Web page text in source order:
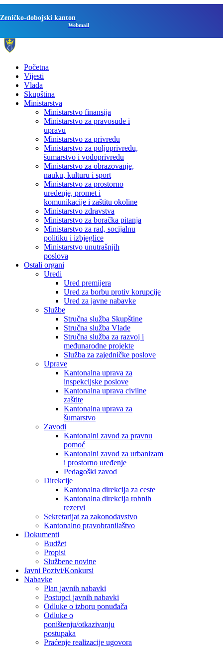
Zeničko-dobojski kanton
Webmail
Početna
Vijesti
Vlada
Skupština
Ministarstva
Ministarstvo finansija
Ministarstvo za pravosuđe i
upravu
Ministarstvo za privredu
Ministarstvo za poljoprivredu,
šumarstvo i vodoprivredu
Ministarstvo za obrazovanje,
nauku, kulturu i sport
Ministarstvo za prostorno
uređenje, promet i
komunikacije i zaštitu okoline
Ministarstvo zdravstva
Ministarstvo za boračka pitanja
Ministarstvo za rad, socijalnu
politiku i izbjeglice
Ministarstvo unutrašnjih
poslova
Ostali organi
Uredi
Ured premijera
Ured za borbu protiv korupcije
Ured za javne nabavke
Službe
Stručna služba Skupštine
Stručna služba Vlade
Stručna služba za razvoj i
međunarodne projekte
Služba za zajedničke poslove
Uprave
Kantonalna uprava za
inspekcijske poslove
Kantonalna uprava civilne
zaštite
Kantonalna uprava za
šumarstvo
Zavodi
Kantonalni zavod za pravnu
pomoć
Kantonalni zavod za urbanizam
i prostorno uređenje
Pedagoški zavod
Direkcije
Kantonalna direkcija za ceste
Kantonalna direkcija robnih
rezervi
Sekretarijat za zakonodavstvo
Kantonalno pravobranilaštvo
Dokumenti
Budžet
Propisi
Službene novine
Javni Pozivi/Konkursi
Nabavke
Plan javnih nabavki
Postupci javnih nabavki
Odluke o izboru ponuđača
Odluke o
poništenju/otkazivanju
postupaka
Praćenje realizacije ugovora